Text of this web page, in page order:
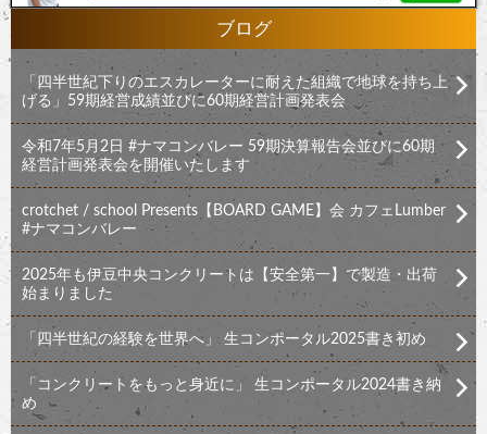
ブログ
「四半世紀下りのエスカレーターに耐えた組織で地球を持ち上
げる」59期経営成績並びに60期経営計画発表会
令和7年5月2日 #ナマコンバレー 59期決算報告会並びに60期
経営計画発表会を開催いたします
crotchet / school Presents【BOARD GAME】会 カフェLumber
#ナマコンバレー
2025年も伊豆中央コンクリートは【安全第一】で製造・出荷
始まりました
「四半世紀の経験を世界へ」 生コンポータル2025書き初め
「コンクリートをもっと身近に」 生コンポータル2024書き納
め